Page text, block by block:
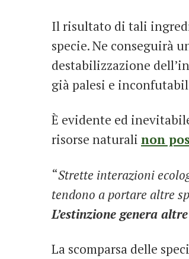
Il risultato di tali
specie. Ne conseguirà
destabilizzazione
già palesi e
È evidente ed
risorse naturali non
“Strette interazioni
tendono a portare altre
L’estinzione genera
La scomparsa delle